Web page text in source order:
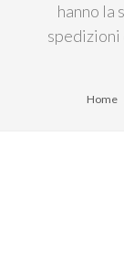
hanno la
spedizioni
Home